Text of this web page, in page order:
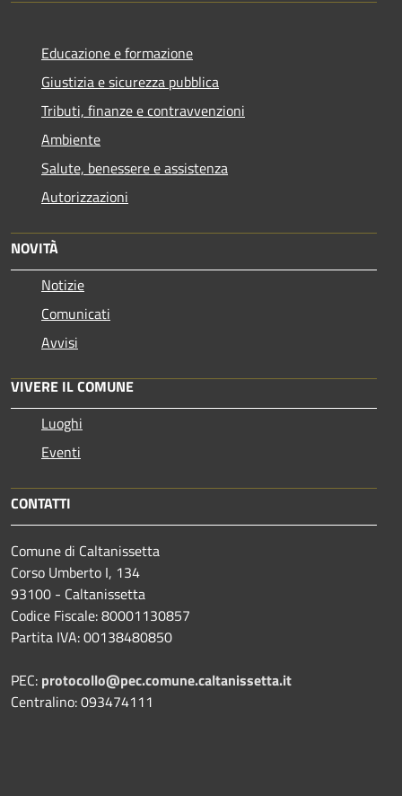
Educazione e formazione
Giustizia e sicurezza pubblica
Tributi, finanze e contravvenzioni
Ambiente
Salute, benessere e assistenza
Autorizzazioni
NOVITÀ
Notizie
Comunicati
Avvisi
VIVERE IL COMUNE
Luoghi
Eventi
CONTATTI
Comune di Caltanissetta
Corso Umberto I, 134
93100 - Caltanissetta
Codice Fiscale: 80001130857
Partita IVA: 00138480850
PEC: protocollo@pec.comune.caltanissetta.it
Centralino: 093474111